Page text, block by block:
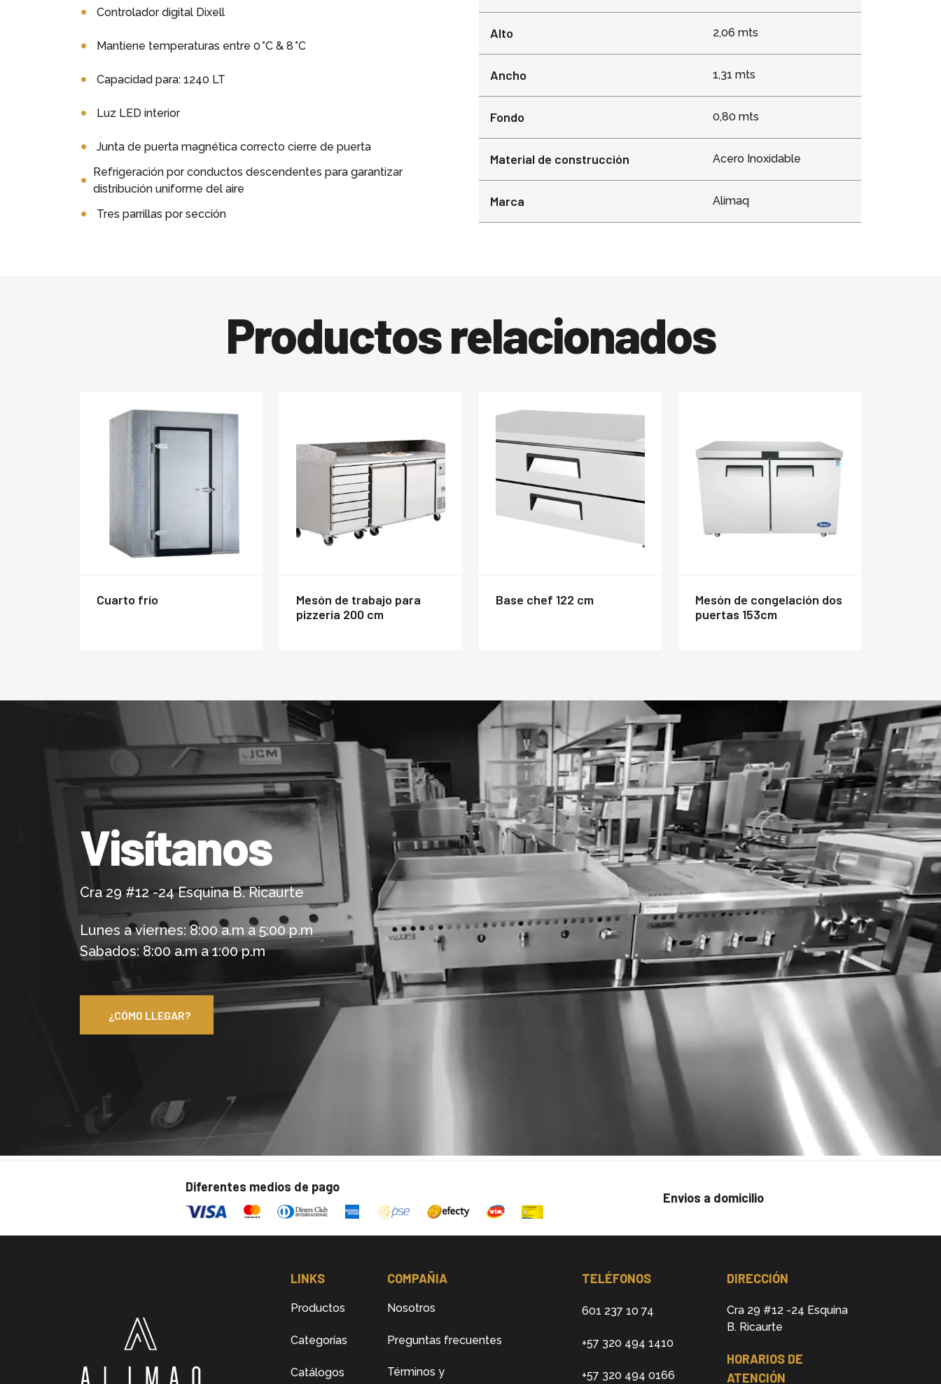
Controlador digital Dixell
Mantiene temperaturas entre 0 °C & 8 °C
Capacidad para: 1240 LT
Luz LED interior
Junta de puerta magnética correcto cierre de puerta
Refrigeración por conductos descendentes para garantizar
distribución uniforme del aire
Tres parrillas por sección
Alto 2,06 mts
Ancho 1,31 mts
Fondo 0,80 mts
Material de construcción Acero Inoxidable
Marca Alimaq
Productos relacionados
cuarto frío
mesón de trabajo para
pizzería 200 cm
base chef 122 cm
mesón de congelación dos
puertas 153cm
Visítanos
Cra 29 #12 -24 Esquina B. Ricaurte
Lunes a viernes: 8:00 a.m a 5:00 p.m
Sabados: 8:00 a.m a 1:00 p.m
¿CÓMO LLEGAR?
Diferentes medios de pago
Envios a domicilio
LINKS
Productos
Categorías
Catálogos
COMPAÑIA
Nosotros
Preguntas frecuentes
Términos y
TELÉFONOS
601 237 10 74
+57 320 494 1410
+57 320 494 0166
DIRECCIÓN
Cra 29 #12 -24 Esquina
B. Ricaurte
HORARIOS DE
ATENCIÓN